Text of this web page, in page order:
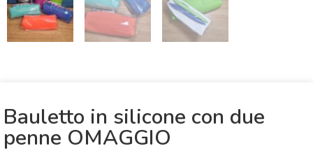
Bauletto in silicone con due
penne OMAGGIO